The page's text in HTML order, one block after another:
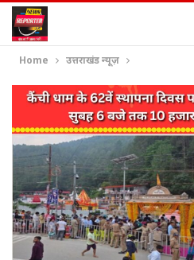
Home उत्तराखंड न्यूज़